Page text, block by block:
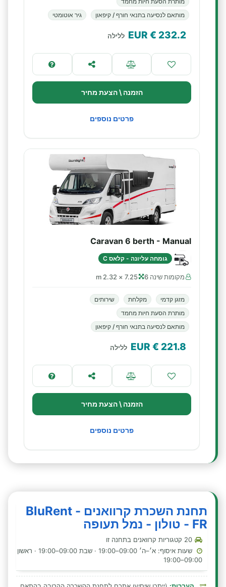
מותאם לנסיעה בתנאי חורף / קיפאון
גיר אוטומטי
232.2
€ EUR ללילה
הזמנה \ הצעת מחיר
פרטים נוספים
Caravan 6 berth - Manual
גומחה עליונה - קלאס C
מקומות שינה 6 7.25 × 2.32 m
מזגן קדמי מקלחת
שירותים
מותרת הסעת חיות מחמד
מותאם לנסיעה בתנאי חורף / קיפאון
221.8
€ EUR ללילה
הזמנה \ הצעת מחיר
פרטים נוספים
תחנת השכרת קרוואנים - BluRent
FR - טולון - נמל תעופה
שעות איסוף: א׳–ה׳ 09:00–19:00 · שבת 09:00–19:00 · ראשון
09:00–19:00